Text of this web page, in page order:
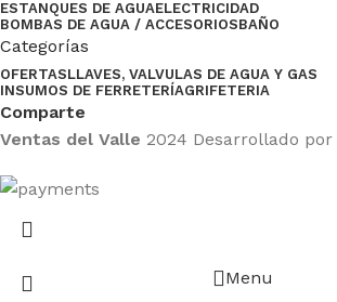
ESTANQUES DE AGUAELECTRICIDAD
BOMBAS DE AGUA / ACCESORIOSBAÑO
Categorías
OFERTASLLAVES, VALVULAS DE AGUA Y GAS
INSUMOS DE FERRETERÍAGRIFETERIA
Comparte
Ventas del Valle 2024 Desarrollado por
Menu